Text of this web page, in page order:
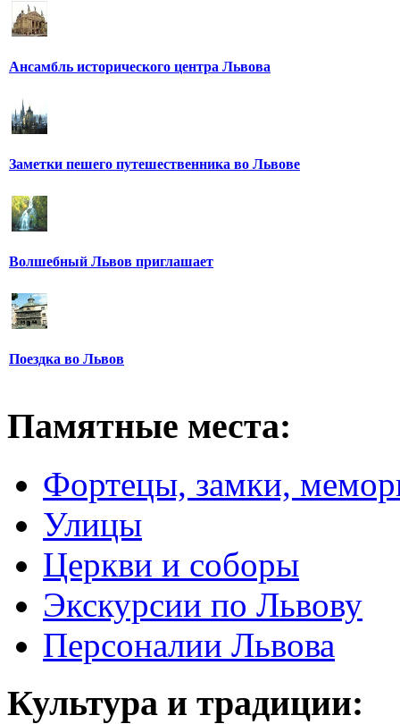
Ансамбль исторического центра Львова
Заметки пешего путешественника во Львове
Волшебный Львов приглашает
Поездка во Львов
Памятные места:
Фортецы, замки,
Улицы
Церкви и соборы
Экскурсии по Львову
Персоналии Львова
Культура и традиции: